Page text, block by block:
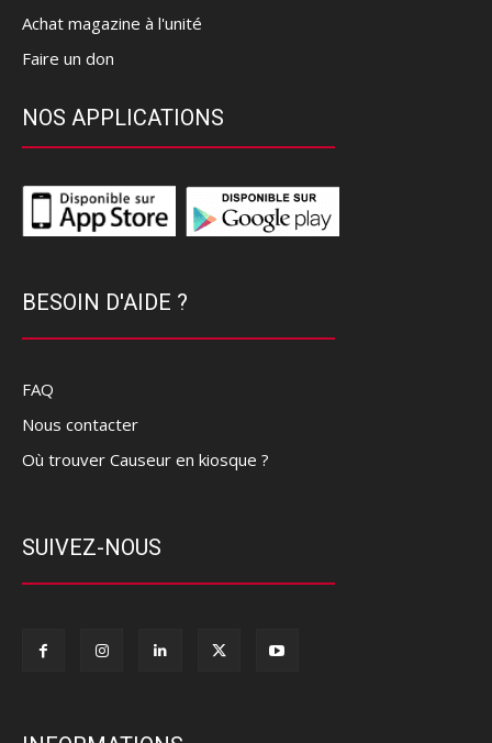
Achat magazine à l'unité
Faire un don
NOS APPLICATIONS
BESOIN D'AIDE ?
FAQ
Nous contacter
Où trouver Causeur en kiosque ?
SUIVEZ-NOUS